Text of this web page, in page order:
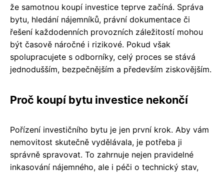
že samotnou koupí investice teprve začíná. Správa
bytu, hledání nájemníků, právní dokumentace či
řešení každodenních provozních záležitostí mohou
být časově náročné i rizikové. Pokud však
spolupracujete s odborníky, celý proces se stává
jednodušším, bezpečnějším a především ziskovějším.
Proč koupí bytu investice nekončí
Pořízení investičního bytu je jen první krok. Aby vám
nemovitost skutečně vydělávala, je potřeba ji
správně spravovat. To zahrnuje nejen pravidelné
inkasování nájemného, ale i péči o technický stav,